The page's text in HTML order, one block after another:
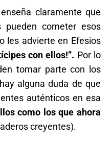
claramente que
pueden cometer esos
les advierte en Efesios
con ellos!”. Por lo
tomar parte con los
alguna duda de que
auténticos en esa
como los que ahora
creyentes).